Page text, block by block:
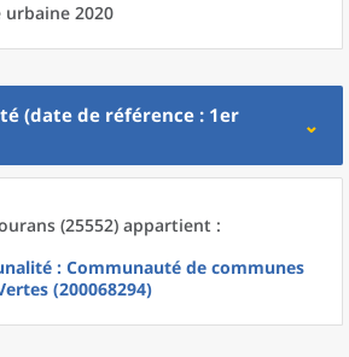
2020
(date de référence : 1er
(25552) appartient :
: Communauté de communes
(200068294)